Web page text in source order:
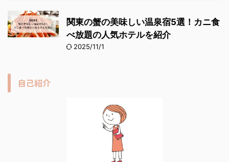
関東の蟹の美味しい温泉宿5選！カニ食
べ放題の人気ホテルを紹介
2025/11/1
自己紹介